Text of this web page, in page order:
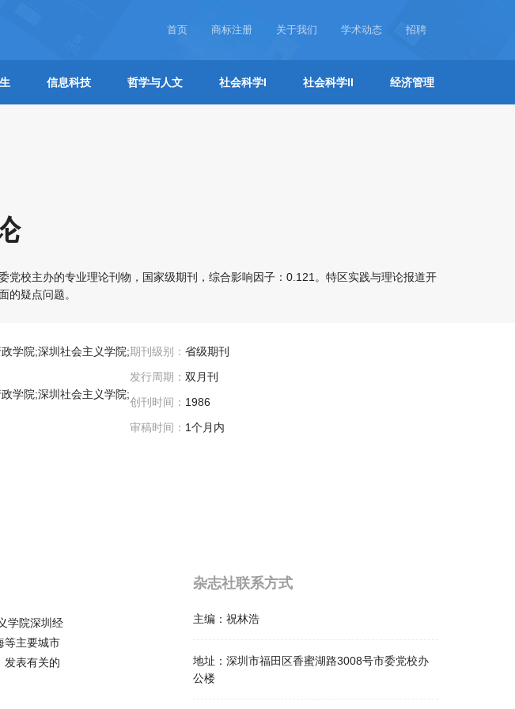
首页 商标注册 关于我们 学术动态 招聘
信息科技 哲学与人文 社会科学I 社会科学II 经济管理
党校主办的专业理论刊物，国家级期刊，综合影响因子：0.121。特区实践与理论报道开
的疑点问题。
学院;深圳社会主义学院;
学院;深圳社会主义学院;
期刊级别： 省级期刊
发行周期： 双月刊
创刊时间： 1986
审稿时间： 1个月内
学院深圳经
等主要城市
发表有关的
杂志社联系方式
主编： 祝林浩
地址： 深圳市福田区香蜜湖路3008号市委党校办
公楼